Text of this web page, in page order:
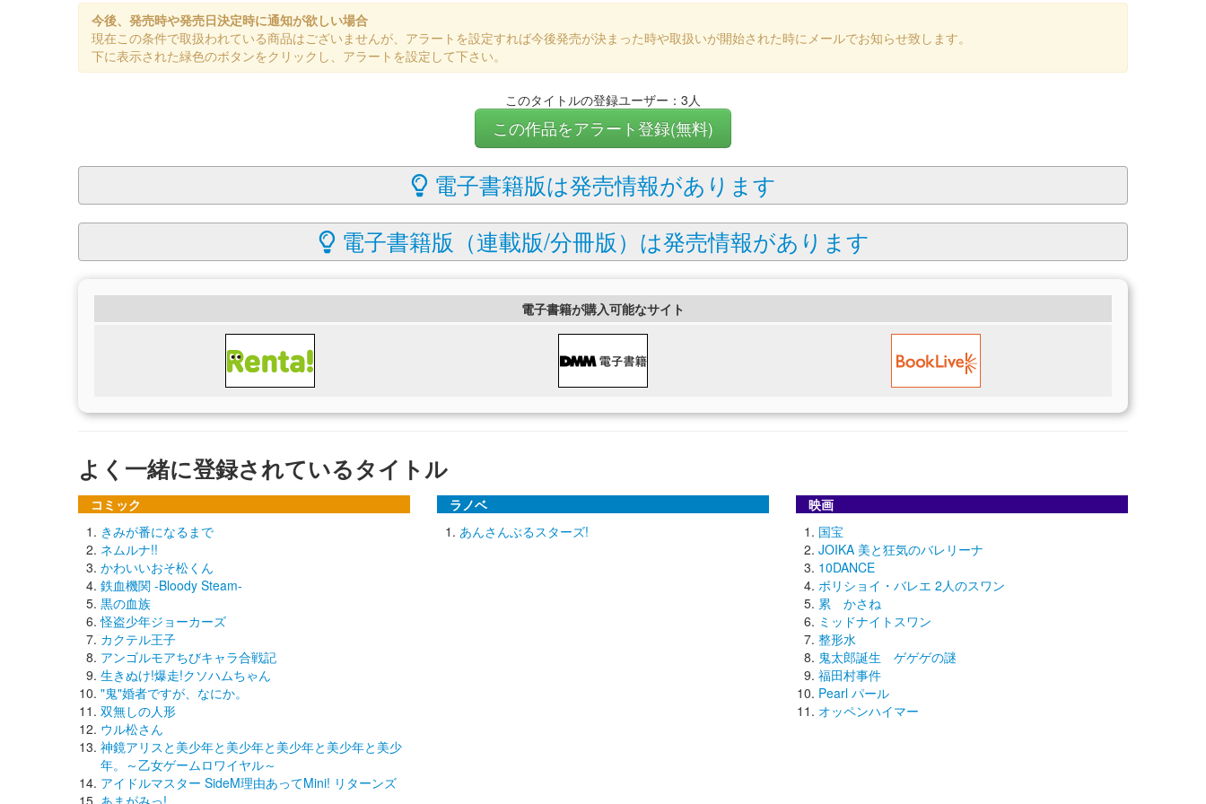
今後、発売時や発売日決定時に通知が欲しい場合
現在この条件で取扱われている商品はございませんが、アラートを設定すれば今後発売が決まった時や取扱いが開始された時にメールでお知らせ致します。
下に表示された緑色のボタンをクリックし、アラートを設定して下さい。
このタイトルの登録ユーザー：3人
この作品をアラート登録(無料)
電子書籍版は発売情報があります
電子書籍版（連載版/分冊版）は発売情報があります
電子書籍が購入可能なサイト
よく一緒に登録されているタイトル
コミック
きみが番になるまで
ネムルナ!!
かわいいおそ松くん
鉄血機関 -Bloody Steam-
黒の血族
怪盗少年ジョーカーズ
カクテル王子
アンゴルモアちびキャラ合戦記
生きぬけ!爆走!クソハムちゃん
"鬼"婚者ですが、なにか。
双無しの人形
ウル松さん
神鏡アリスと美少年と美少年と美少年と美少年と美少
年。～乙女ゲームロワイヤル～
アイドルマスター SideM理由あってMini! リターンズ
あまがみっ!
ラノベ
あんさんぶるスターズ!
映画
国宝
JOIKA 美と狂気のバレリーナ
10DANCE
ボリショイ・バレエ 2人のスワン
累 かさね
ミッドナイトスワン
整形水
鬼太郎誕生 ゲゲゲの謎
福田村事件
Pearl パール
オッペンハイマー